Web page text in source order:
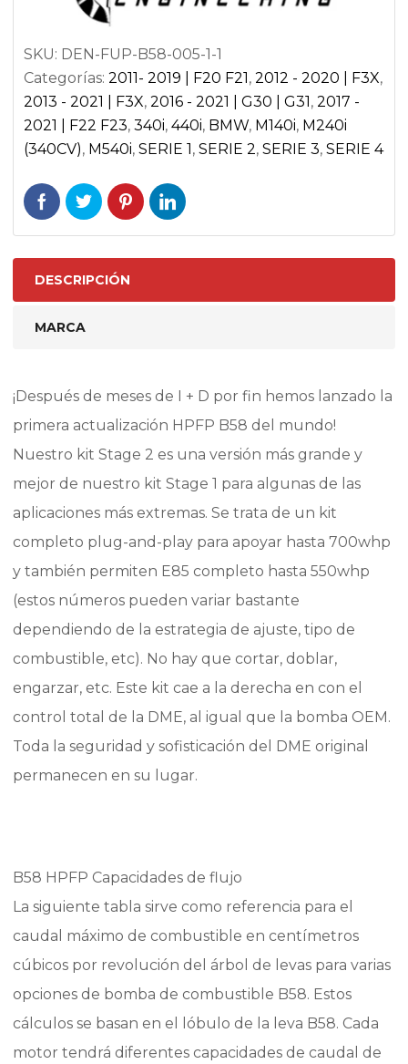
140i
|
BMW
SERIE
2
F22-
23
240i
|
SERIE
F30-
340i
|
BMW
SERIE
4
F32-
36
440i
|
BMW
SERIE
5
cantidad
SKU: DEN-FUP-B58-005-1-1
Categorías: 2011- 2019 | F20 F21, 2012 - 2020 | F3X,
2013 - 2021 | F3X, 2016 - 2021 | G30 | G31, 2017 -
2021 | F22 F23, 340i, 440i, BMW, M140i, M240i
(340CV), M540i, SERIE 1, SERIE 2, SERIE 3, SERIE 4
DESCRIPCIÓN
MARCA
¡Después de meses de I + D por fin hemos lanzado la
primera actualización HPFP B58 del mundo!
Nuestro kit Stage 2 es una versión más grande y
mejor de nuestro kit Stage 1 para algunas de las
aplicaciones más extremas. Se trata de un kit
completo plug-and-play para apoyar hasta 700whp
y también permiten E85 completo hasta 550whp
(estos números pueden variar bastante
dependiendo de la estrategia de ajuste, tipo de
combustible, etc). No hay que cortar, doblar,
engarzar, etc. Este kit cae a la derecha en con el
control total de la DME, al igual que la bomba OEM.
Toda la seguridad y sofisticación del DME original
permanecen en su lugar.
B58 HPFP Capacidades de flujo
La siguiente tabla sirve como referencia para el
caudal máximo de combustible en centímetros
cúbicos por revolución del árbol de levas para varias
opciones de bomba de combustible B58. Estos
cálculos se basan en el lóbulo de la leva B58. Cada
motor tendrá diferentes capacidades de caudal de